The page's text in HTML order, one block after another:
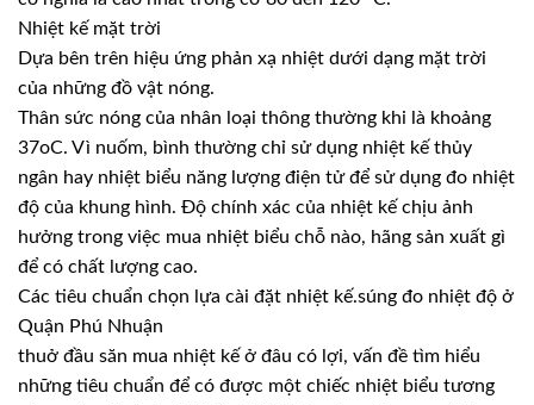
Nhiệt kế mặt trời
Dựa bên trên hiệu ứng phản xạ nhiệt dưới dạng mặt trời
của những đồ vật nóng.
Thân sức nóng của nhân loại thông thường khi là khoảng
37oC. Vì nuốm, bình thường chỉ sử dụng nhiệt kế thủy
ngân hay nhiệt biểu năng lượng điện tử để sử dụng đo nhiệt
độ của khung hình. Độ chính xác của nhiệt kế chịu ảnh
hưởng trong việc mua nhiệt biểu chỗ nào, hãng sản xuất gì
để có chất lượng cao.
Các tiêu chuẩn chọn lựa cài đặt nhiệt kế.súng đo nhiệt độ ở
Quận Phú Nhuận
thuở đầu săn mua nhiệt kế ở đâu có lợi, vấn đề tìm hiểu
những tiêu chuẩn để có được một chiếc nhiệt biểu tương